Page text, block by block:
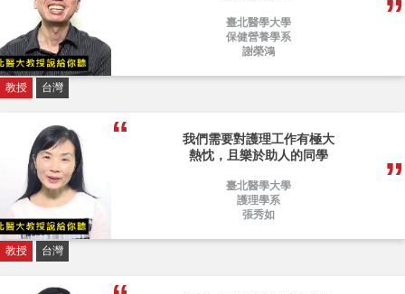
臺北醫學大學
保健營養學系
謝榮鴻
教授 台灣
我們需要對護理工作有極大
熱忱，且樂於助人的同學
臺北醫學大學
護理學系
張秀如
教授 台灣